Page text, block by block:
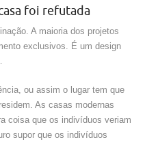
foi refutada
A maioria dos projetos
exclusivos. É um design
ou assim o lugar tem que
As casas modernas
coisa que os indivíduos veriam
supor que os indivíduos